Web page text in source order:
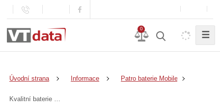
0
☰
Úvodní strana Informace Patro baterie Mobile Energy